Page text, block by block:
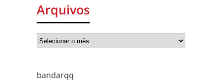
Arquivos
bandarqq